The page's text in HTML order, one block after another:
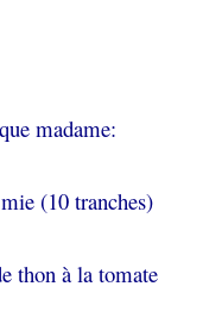
madame:
(10 tranches)
thon à la tomate